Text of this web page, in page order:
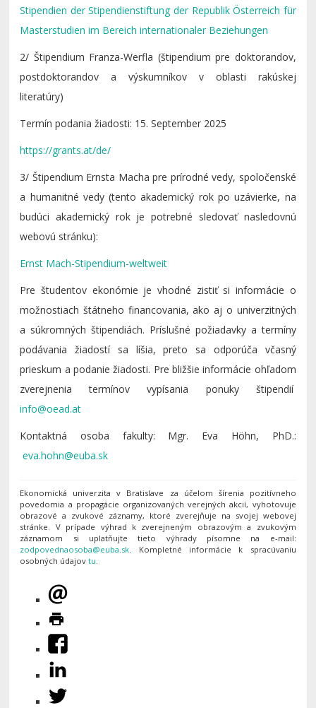
Stipendien der Stipendienstiftung der Republik Österreich für
Masterstudien im Bereich internationaler Beziehungen
2/ Štipendium Franza-Werfla (štipendium pre doktorandov,
postdoktorandov a výskumníkov v oblasti rakúskej
literatúry)
Termín podania žiadosti: 15. September 2025
https://grants.at/de/
3/ Štipendium Ernsta Macha pre prírodné vedy, spoločenské
a humanitné vedy (tento akademický rok po uzávierke, na
budúci akademický rok je potrebné sledovať nasledovnú
webovú stránku):
Ernst Mach-Stipendium-weltweit
Pre študentov ekonómie je vhodné zistiť si informácie o
možnostiach štátneho financovania, ako aj o univerzitných
a súkromných štipendiách. Príslušné požiadavky a termíny
podávania žiadostí sa líšia, preto sa odporúča včasný
prieskum a podanie žiadosti. Pre bližšie informácie ohľadom
zverejnenia termínov vypísania ponuky štipendií
Kontaktná osoba fakulty: Mgr. Eva Höhn, PhD.:
Ekonomická univerzita v Bratislave za účelom šírenia pozitívneho
povedomia a propagácie organizovaných verejných akcií, vyhotovuje
obrazové a zvukové záznamy, ktoré zverejňuje na svojej webovej
stránke. V prípade výhrad k zverejneným obrazovým a zvukovým
záznamom si uplatňujte tieto výhrady písomne na e-mail:
. Kompletné informácie k spracúvaniu
osobných údajovtu.